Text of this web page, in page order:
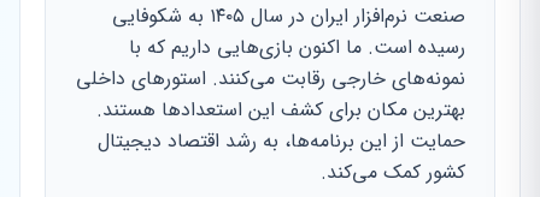
صنعت نرم‌افزار ایران در سال ۱۴۰۵ به شکوفایی
رسیده است. ما اکنون بازی‌هایی داریم که با
نمونه‌های خارجی رقابت می‌کنند. استورهای داخلی
بهترین مکان برای کشف این استعدادها هستند.
حمایت از این برنامه‌ها، به رشد اقتصاد دیجیتال
کشور کمک می‌کند.